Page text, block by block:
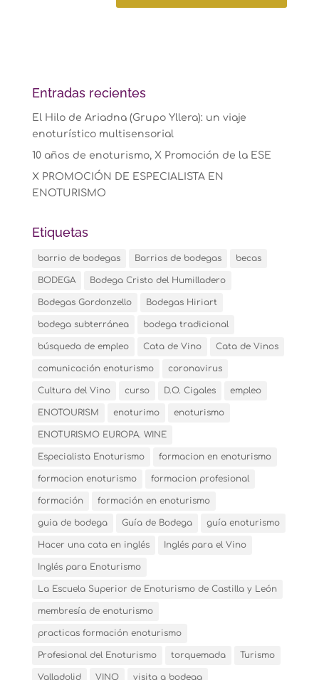
Entradas recientes
El Hilo de Ariadna (Grupo Yllera): un viaje
enoturístico multisensorial
10 años de enoturismo, X Promoción de la ESE
X PROMOCIÓN DE ESPECIALISTA EN
ENOTURISMO
Etiquetas
barrio de bodegas Barrios de bodegas becas
BODEGA Bodega Cristo del Humilladero
Bodegas Gordonzello Bodegas Hiriart
bodega subterránea bodega tradicional
búsqueda de empleo Cata de Vino Cata de Vinos
comunicación enoturismo coronavirus
Cultura del Vino curso D.O. Cigales empleo
ENOTOURISM enoturimo enoturismo
ENOTURISMO EUROPA. WINE
Especialista Enoturismo formacion en enoturismo
formacion enoturismo formacion profesional
formación formación en enoturismo
guia de bodega Guía de Bodega guía enoturismo
Hacer una cata en inglés Inglés para el Vino
Inglés para Enoturismo
La Escuela Superior de Enoturismo de Castilla y León
membresía de enoturismo
practicas formación enoturismo
Profesional del Enoturismo torquemada Turismo
Valladolid VINO visita a bodega